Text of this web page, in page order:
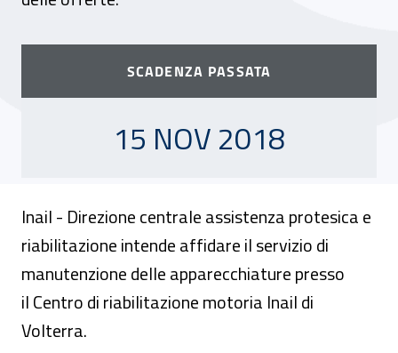
SCADENZA PASSATA
15 NOVEMBRE 2018
15 NOV 2018
Inail - Direzione centrale assistenza protesica e
riabilitazione intende affidare il servizio di
manutenzione delle apparecchiature presso
il Centro di riabilitazione motoria Inail di
Volterra.